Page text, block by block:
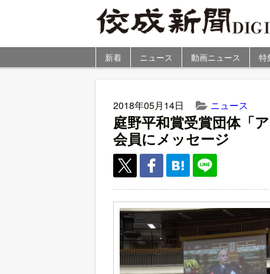
新着 ニュース 動画ニュース 特
2018年05月14日 ニュース
庭野平和賞受賞団体「
会員にメッセージ